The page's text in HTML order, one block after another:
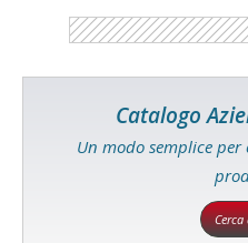
Catalogo
Un modo semplice
Cerca